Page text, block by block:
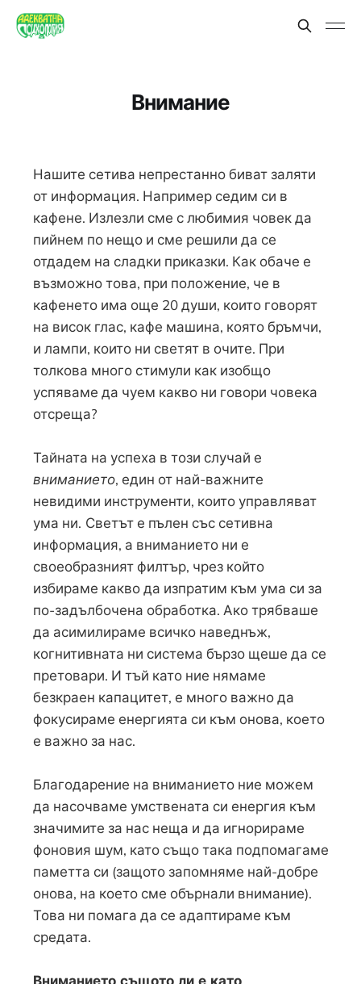
Внимание
Нашите сетива непрестанно биват заляти
от информация. Например седим си в
кафене. Излезли сме с любимия човек да
пийнем по нещо и сме решили да се
отдадем на сладки приказки. Как обаче е
възможно това, при положение, че в
кафенето има още 20 души, които говорят
на висок глас, кафе машина, която бръмчи,
и лампи, които ни светят в очите. При
толкова много стимули как изобщо
успяваме да чуем какво ни говори човека
отсреща?
Тайната на успеха в този случай е
вниманието, един от най-важните
невидими инструменти, които управляват
ума ни. Светът е пълен със сетивна
информация, а вниманието ни е
своеобразният филтър, чрез който
избираме какво да изпратим към ума си за
по-задълбочена обработка. Ако трябваше
да асимилираме всичко наведнъж,
когнитивната ни система бързо щеше да се
претовари. И тъй като ние нямаме
безкраен капацитет, е много важно да
фокусираме енергията си към онова, което
е важно за нас.
Благодарение на вниманието ние можем
да насочваме умствената си енергия към
значимите за нас неща и да игнорираме
фоновия шум, като също така подпомагаме
паметта си (защото запомняме най-добре
онова, на което сме обърнали внимание).
Това ни помага да се адаптираме към
средата.
Вниманието същото ли е като